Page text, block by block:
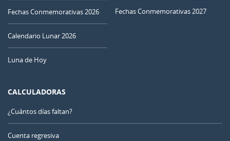
Fechas Conmemorativas 2026
Calendario Lunar 2026
Luna de Hoy
Fechas Conmemorativas 2027
CALCULADORAS
¿Cuántos días faltan?
Cuenta regresiva